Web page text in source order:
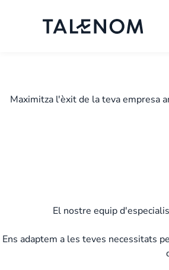
Maximitza l'èxit de la teva empresa
El nostre equip
Ens adaptem a les teves necessitats